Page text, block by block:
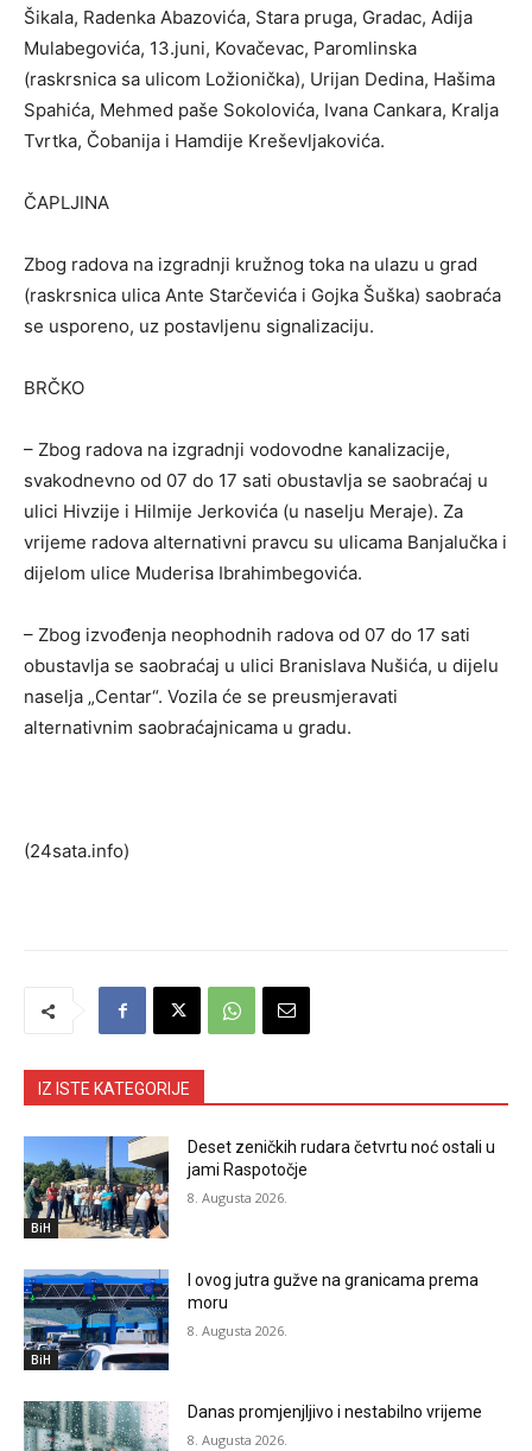
Šikala, Radenka Abazovića, Stara pruga, Gradac, Adija
Mulabegovića, 13.juni, Kovačevac, Paromlinska
(raskrsnica sa ulicom Ložionička), Urijan Dedina, Hašima
Spahića, Mehmed paše Sokolovića, Ivana Cankara, Kralja
Tvrtka, Čobanija i Hamdije Kreševljakovića.
ČAPLJINA
Zbog radova na izgradnji kružnog toka na ulazu u grad
(raskrsnica ulica Ante Starčevića i Gojka Šuška) saobraća
se usporeno, uz postavljenu signalizaciju.
BRČKO
– Zbog radova na izgradnji vodovodne kanalizacije,
svakodnevno od 07 do 17 sati obustavlja se saobraćaj u
ulici Hivzije i Hilmije Jerkovića (u naselju Meraje). Za
vrijeme radova alternativni pravcu su ulicama Banjalučka i
dijelom ulice Muderisa Ibrahimbegovića.
– Zbog izvođenja neophodnih radova od 07 do 17 sati
obustavlja se saobraćaj u ulici Branislava Nušića, u dijelu
naselja „Centar“. Vozila će se preusmjeravati
alternativnim saobraćajnicama u gradu.
(24sata.info)
IZ ISTE KATEGORIJE
BiH
Deset zeničkih rudara četvrtu noć ostali u
jami Raspotočje
8. Augusta 2026.
BiH
I ovog jutra gužve na granicama prema
moru
8. Augusta 2026.
Danas promjenjljivo i nestabilno vrijeme
8. Augusta 2026.